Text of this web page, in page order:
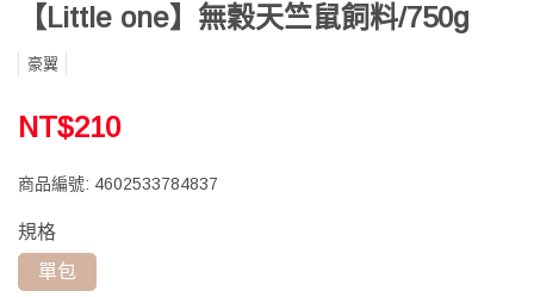
【Little one】無穀天竺鼠飼料/750g
豪翼
NT$210
商品編號: 4602533784837
規格
單包